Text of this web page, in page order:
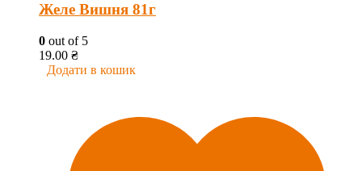
Желе Вишня 81г
0 out of 5
19.00 ₴
Додати в кошик